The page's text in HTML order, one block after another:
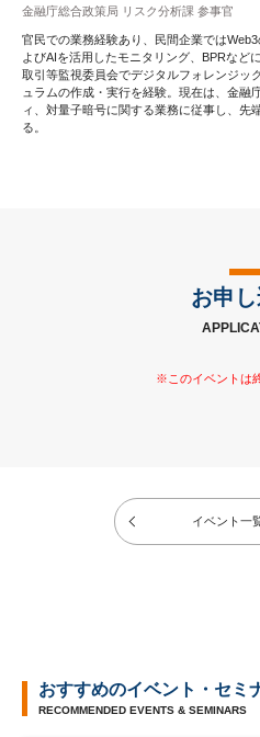
金融庁総合政策局 リスク分析課 参事官
官民での業務経験あり、民間企業では
よびAIを活用したモニタリング、BPRなど
取引等監視委員会でデジタルフォレンジッ
ュラムの作成・実行を経験。現在は、金融
ィ、対量子暗号に関する業務に従事し、先
る。
お申
イベント一
おすすめのイベント・セミ
RECOMMENDED EVENTS & SEMINARS